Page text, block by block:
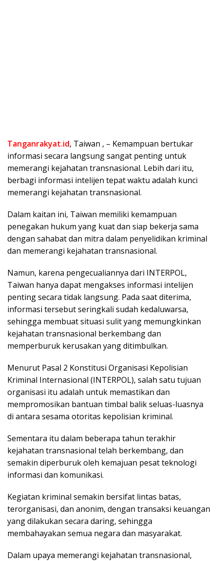
Tanganrakyat.id, Taiwan , – Kemampuan bertukar
informasi secara langsung sangat penting untuk
memerangi kejahatan transnasional. Lebih dari itu,
berbagi informasi intelijen tepat waktu adalah kunci
memerangi kejahatan transnasional.
Dalam kaitan ini, Taiwan memiliki kemampuan
penegakan hukum yang kuat dan siap bekerja sama
dengan sahabat dan mitra dalam penyelidikan kriminal
dan memerangi kejahatan transnasional.
Namun, karena pengecualiannya dari INTERPOL,
Taiwan hanya dapat mengakses informasi intelijen
penting secara tidak langsung. Pada saat diterima,
informasi tersebut seringkali sudah kedaluwarsa,
sehingga membuat situasi sulit yang memungkinkan
kejahatan transnasional berkembang dan
memperburuk kerusakan yang ditimbulkan.
Menurut Pasal 2 Konstitusi Organisasi Kepolisian
Kriminal Internasional (INTERPOL), salah satu tujuan
organisasi itu adalah untuk memastikan dan
mempromosikan bantuan timbal balik seluas-luasnya
di antara sesama otoritas kepolisian kriminal.
Sementara itu dalam beberapa tahun terakhir
kejahatan transnasional telah berkembang, dan
semakin diperburuk oleh kemajuan pesat teknologi
informasi dan komunikasi.
Kegiatan kriminal semakin bersifat lintas batas,
terorganisasi, dan anonim, dengan transaksi keuangan
yang dilakukan secara daring, sehingga
membahayakan semua negara dan masyarakat.
Dalam upaya memerangi kejahatan transnasional,